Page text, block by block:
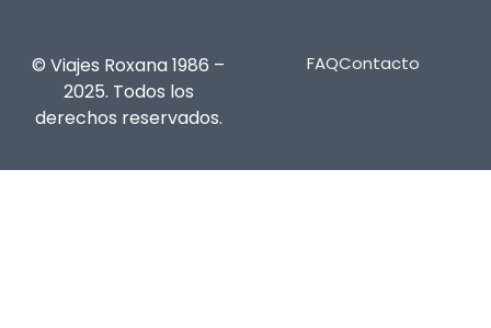
© Viajes Roxana 1986 –
2025. Todos los
derechos reservados.
FAQContacto